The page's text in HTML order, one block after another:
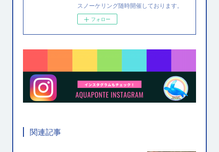
スノーケリング随時開催しております。
フォロー
関連記事